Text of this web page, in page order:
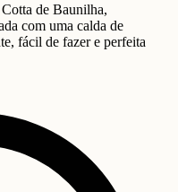
de Baunilha,
com uma calda de
fácil de fazer e perfeita